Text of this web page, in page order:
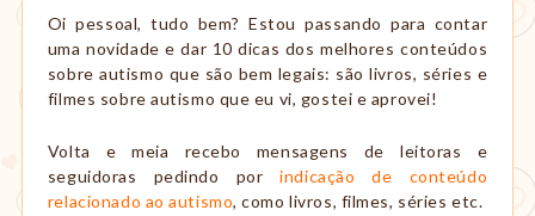
Montessori,
viagem
etc.
Oi pessoal, tudo bem? Estou passando para contar
uma novidade e dar 10 dicas dos melhores conteúdos
sobre autismo que são bem legais: são livros, séries e
filmes sobre autismo que eu vi, gostei e aprovei!
Volta e meia recebo mensagens de leitoras e
seguidoras pedindo porindicação de conteúdo
relacionado ao autismo, como livros, filmes, séries etc.